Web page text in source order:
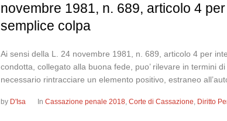
novembre 1981, n. 689, articolo 4
semplice colpa
Ai sensi della L. 24 novembre 1981, n. 689, articolo 4 per
condotta, collegato alla buona fede, puo’ rilevare in termini
necessario rintracciare un elemento positivo, estraneo
by D'Isa InCassazione penale 2018,Corte di Cassazione, Diritto